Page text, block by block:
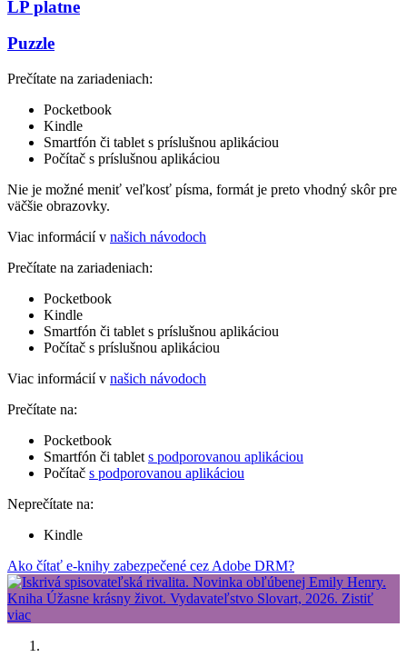
LP platne
Puzzle
Prečítate na zariadeniach:
Pocketbook
Kindle
Smartfón či tablet s príslušnou aplikáciou
Počítač s príslušnou aplikáciou
Nie je možné meniť veľkosť písma, formát je preto vhodný skôr pre
väčšie obrazovky.
Viac informácií v našich návodoch
Prečítate na zariadeniach:
Pocketbook
Kindle
Smartfón či tablet s príslušnou aplikáciou
Počítač s príslušnou aplikáciou
Viac informácií v našich návodoch
Prečítate na:
Pocketbook
Smartfón či tablet s podporovanou aplikáciou
Počítač s podporovanou aplikáciou
Neprečítate na:
Kindle
Ako čítať e-knihy zabezpečené cez Adobe DRM?